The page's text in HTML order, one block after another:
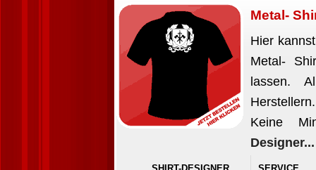
Metal-
Hier
Metal-
lassen.
Keine
Designer...